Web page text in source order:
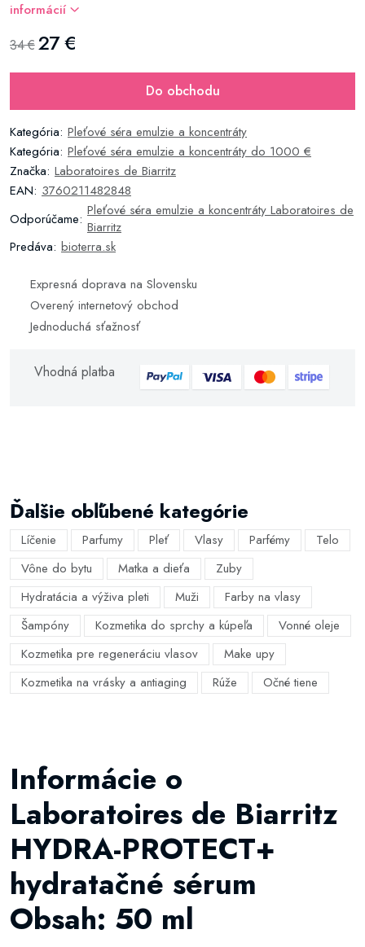
informácií
34 €27 €
Do obchodu
Kategória: Pleťové séra emulzie a koncentráty
Kategória: Pleťové séra emulzie a koncentráty do 1000 €
Značka: Laboratoires de Biarritz
EAN: 3760211482848
Odporúčame: Pleťové séra emulzie a koncentráty Laboratoires de
Biarritz
Predáva: bioterra.sk
Expresná doprava na Slovensku
Overený internetový obchod
Jednoduchá sťažnosť
Vhodná platba
Ďalšie obľúbené kategórie
Líčenie Parfumy Pleť Vlasy Parfémy
Telo
Vône do bytu
Matka a dieťa
Zuby
Hydratácia a výživa pleti
Muži
Farby na vlasy
Šampóny
Kozmetika do sprchy a kúpeľa
Vonné oleje
Kozmetika pre regeneráciu vlasov
Make upy
Kozmetika na vrásky a antiaging
Rúže Očné tiene
Informácie o
Laboratoires de Biarritz
HYDRA-PROTECT+
hydratačné sérum
Obsah: 50 ml